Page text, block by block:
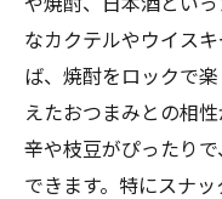
なカクテルやウイス
ば、焼酎をロックで
えたおつまみとの相
辛や枝豆がぴったり
できます。特にスナ